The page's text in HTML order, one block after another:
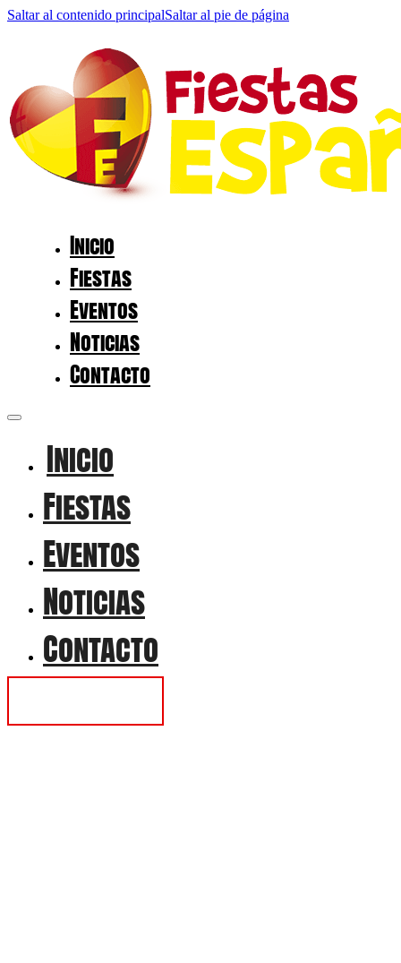
Saltar al contenido principalSaltar al pie de página
Inicio
Fiestas
Eventos
Noticias
Contacto
Inicio
Fiestas
Eventos
Noticias
Contacto